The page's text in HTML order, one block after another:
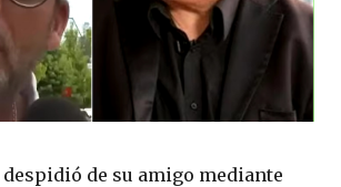
despidió de su amigo mediante